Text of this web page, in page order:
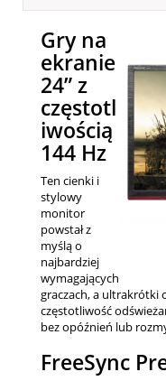
Gry na
ekranie
24” z
częstotl
iwością
144 Hz
Ten cienki i
stylowy
monitor
powstał z
myślą o
najbardziej
wymagających
graczach, a ultrakrótki
częstotliwość
bez opóźnień lub
FreeSync